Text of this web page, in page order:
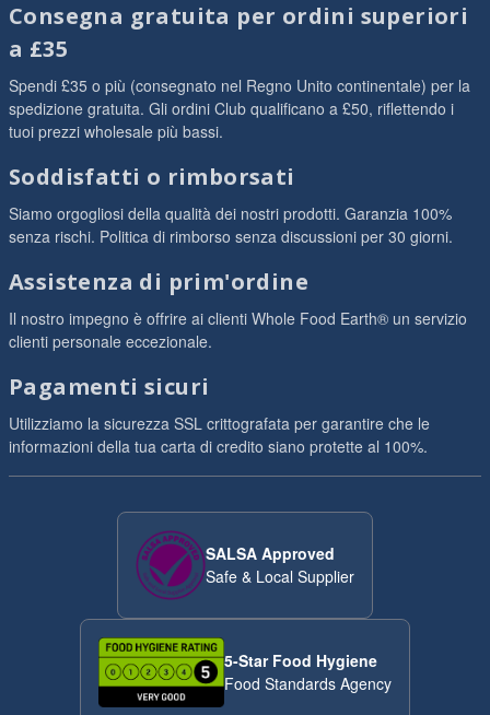
Consegna gratuita per ordini superiori
a £35
Spendi £35 o più (consegnato nel Regno Unito continentale) per la
spedizione gratuita. Gli ordini Club qualificano a £50, riflettendo i
tuoi prezzi wholesale più bassi.
Soddisfatti o rimborsati
Siamo orgogliosi della qualità dei nostri prodotti. Garanzia 100%
senza rischi. Politica di rimborso senza discussioni per 30 giorni.
Assistenza di prim'ordine
Il nostro impegno è offrire ai clienti Whole Food Earth® un servizio
clienti personale eccezionale.
Pagamenti sicuri
Utilizziamo la sicurezza SSL crittografata per garantire che le
informazioni della tua carta di credito siano protette al 100%.
SALSA Approved
Safe & Local Supplier
5-Star Food Hygiene
Food Standards Agency